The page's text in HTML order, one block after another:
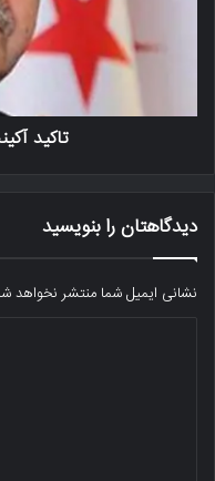
تاکید
دیدگاهتان را بنویسید
نشانی ایمیل شما منتشر نخواهد